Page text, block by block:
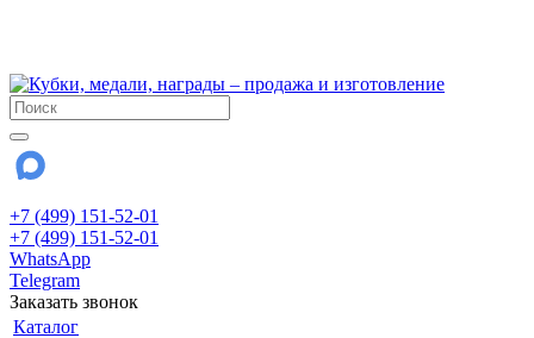
+7 (499) 151-52-01
+7 (499) 151-52-01
WhatsApp
Telegram
Заказать звонок
Каталог